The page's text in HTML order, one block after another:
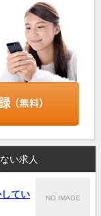
い求人
てい
NO IMAGE